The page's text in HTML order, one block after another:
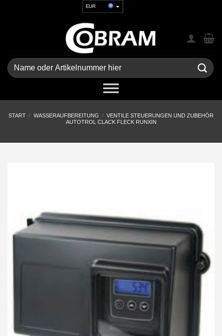
EUR
GBP
CHF
UAH
Suchen
nach:
START / WASSERAUFBEREITUNG / VENTILE STEUERUNGEN UND ZUBEHÖR
AUTOTROL CLACK FLECK RUNXIN